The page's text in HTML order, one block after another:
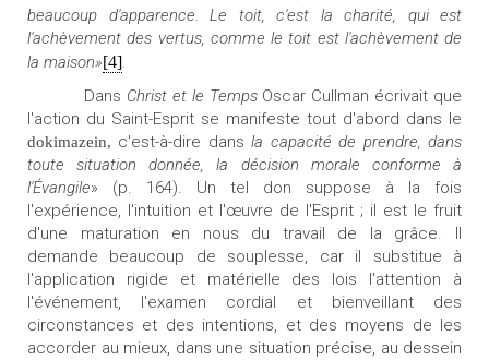
beaucoup d'apparence. Le toit, c'est la charité, qui est
l'achèvement des vertus, comme le toit est l'achèvement de
la maison»[4].
Dans Christ et le Temps Oscar Cullman écrivait que
l'action du Saint-Esprit se manifeste tout d'abord dans le
dokimazein, c'est-à-dire dansla capacité de prendre, dans
toute situation donnée, la décision morale conforme à
l'Évangile» (p. 164). Un tel don suppose à la fois
l'expérience, l'intuition et l'œuvre de l'Esprit ; il est le fruit
d'une maturation en nous du travail de la grâce. Il
demande beaucoup de souplesse, car il substitue à
l'application rigide et matérielle des lois l'attention à
l'événement, l'examen cordial et bienveillant des
circonstances et des intentions, et des moyens de les
accorder au mieux, dans une situation précise, au dessein